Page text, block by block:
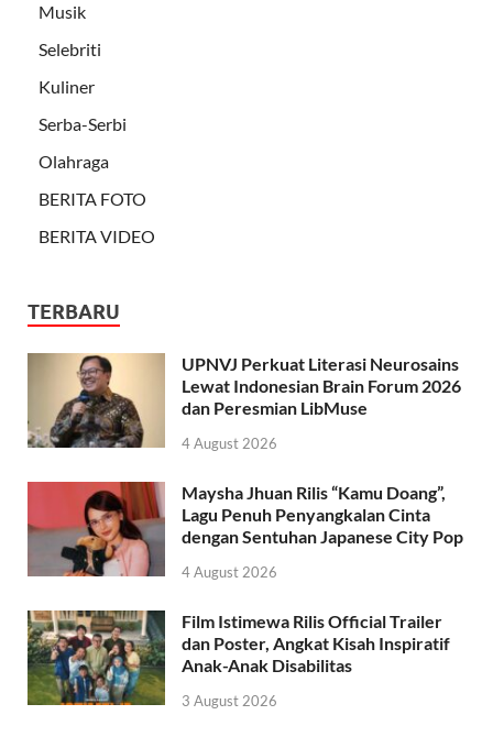
Musik
Selebriti
Kuliner
Serba-Serbi
Olahraga
BERITA FOTO
BERITA VIDEO
TERBARU
UPNVJ Perkuat Literasi Neurosains
Lewat Indonesian Brain Forum 2026
dan Peresmian LibMuse
4 August 2026
Maysha Jhuan Rilis “Kamu Doang”,
Lagu Penuh Penyangkalan Cinta
dengan Sentuhan Japanese City Pop
4 August 2026
Film Istimewa Rilis Official Trailer
dan Poster, Angkat Kisah Inspiratif
Anak-Anak Disabilitas
3 August 2026